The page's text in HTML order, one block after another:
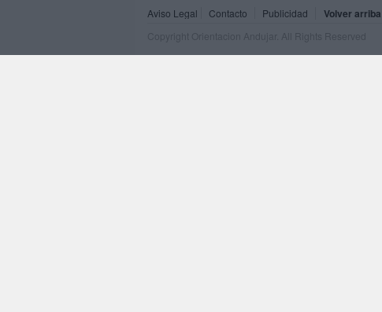
Aviso Legal Contacto Publicidad Volver arriba